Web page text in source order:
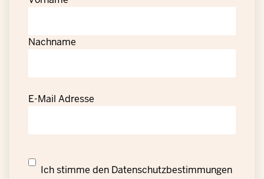
Nachname
E-Mail Adresse
Datenschutzrechtliche
Ich stimme den Datenschutzbestimmungen